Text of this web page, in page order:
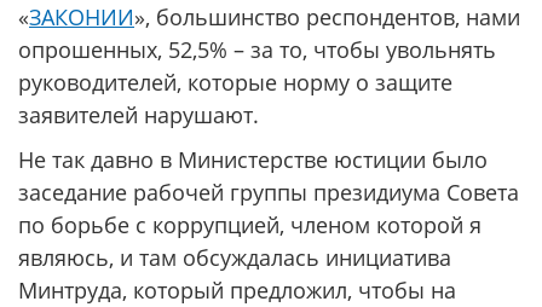
«ЗАКОНИИ», большинство респондентов, нами
опрошенных, 52,5% – за то, чтобы увольнять
руководителей, которые норму о защите
заявителей нарушают.
Не так давно в Министерстве юстиции было
заседание рабочей группы президиума Совета
по борьбе с коррупцией, членом которой я
являюсь, и там обсуждалась инициатива
Минтруда, который предложил, чтобы на